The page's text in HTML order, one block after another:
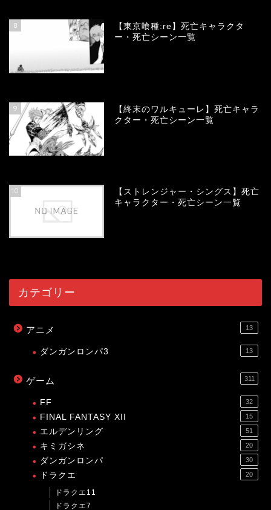
8
【東京喰種:re】死亡キャラクタ
ー・死亡シーン一覧
9
【終末のワルキューレ】死亡キャラ
クター・死亡シーン一覧
10
【ストレンジャー・シングス】死亡
キャラクター・死亡シーン一覧
カテゴリー
アニメ 13
ダンガンロンパ3 13
ゲーム 311
FF 32
FINAL FANTASY XII 15
エルデンリング 51
キミガシネ 20
ダンガンロンパ 30
ドラクエ 20
ドラクエ11
ドラクエ7